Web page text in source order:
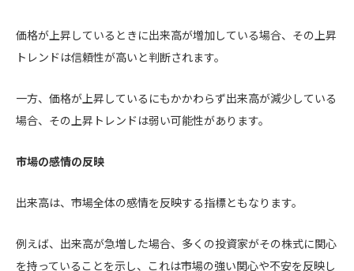
価格が上昇しているときに出来高が増加している場合、その上昇
トレンドは信頼性が高いと判断されます。
一方、価格が上昇しているにもかかわらず出来高が減少している
場合、その上昇トレンドは弱い可能性があります。
市場の感情の反映
出来高は、市場全体の感情を反映する指標ともなります。
例えば、出来高が急増した場合、多くの投資家がその株式に関心
を持っていることを示し、これは市場の強い関心や不安を反映し